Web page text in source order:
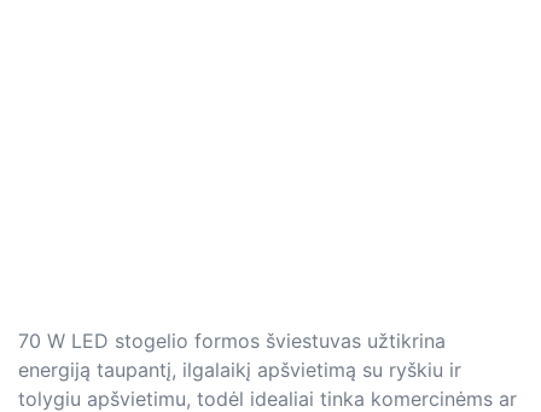
70 W LED stogelio formos šviestuvas užtikrina
energiją taupantį, ilgalaikį apšvietimą su ryškiu ir
tolygiu apšvietimu, todėl idealiai tinka komercinėms ar